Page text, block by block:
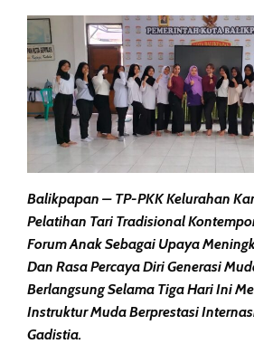
Balikpapan – TP-PKK Kelurahan
Pelatihan Tari Tradisional
Forum Anak Sebagai Upaya
Dan Rasa Percaya Diri Generasi
Berlangsung Selama Tiga Hari Ini
Instruktur Muda Berprestasi
Gadistia.